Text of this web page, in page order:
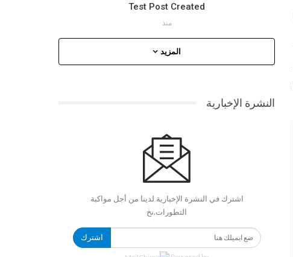
Test Post Created
منذ
المزيد
النشرة الإخبارية
اشترك في النشرة الإخبارية لدينا من أجل مواكبة
التطورات.نخ
اشترك